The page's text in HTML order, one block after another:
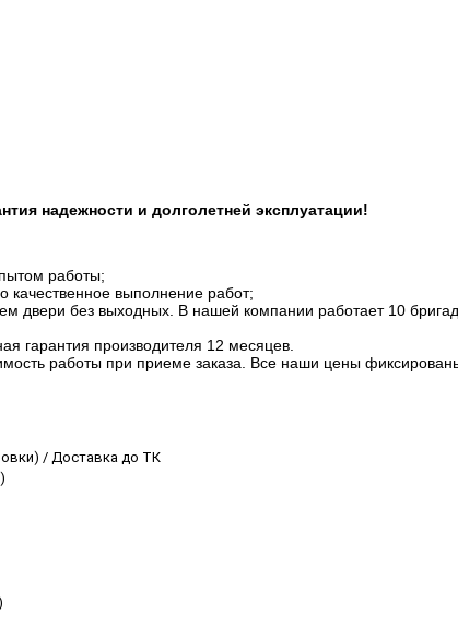
надежности и долголетней эксплуатации!
работы;
качественное выполнение работ;
двери без выходных. В нашей компании работает 10
гарантия производителя 12 месяцев.
работы при приеме заказа. Все наши цены
/ Доставка до ТК